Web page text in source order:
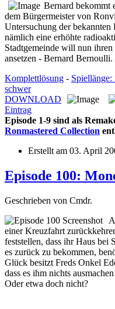
Bernard bekommt
dem Bürgermeister von
Untersuchung der
nämlich eine erhöhte
Stadtgemeinde will nun ihren
ansetzen - Bernard Bernoulli.
Komplettlösung -
schwer
DOWNLOAD
Eintrag
Episode 1-9 sind als
Ronmastered Collection
Erstellt am 03. April
Episode 100:
Geschrieben von Cmdr.
einer Kreuzfahrt
feststellen, dass ihr Haus bei
es zurück zu bekommen,
Glück besitzt Freds Onkel
dass es ihm nichts
Oder etwa doch nicht?